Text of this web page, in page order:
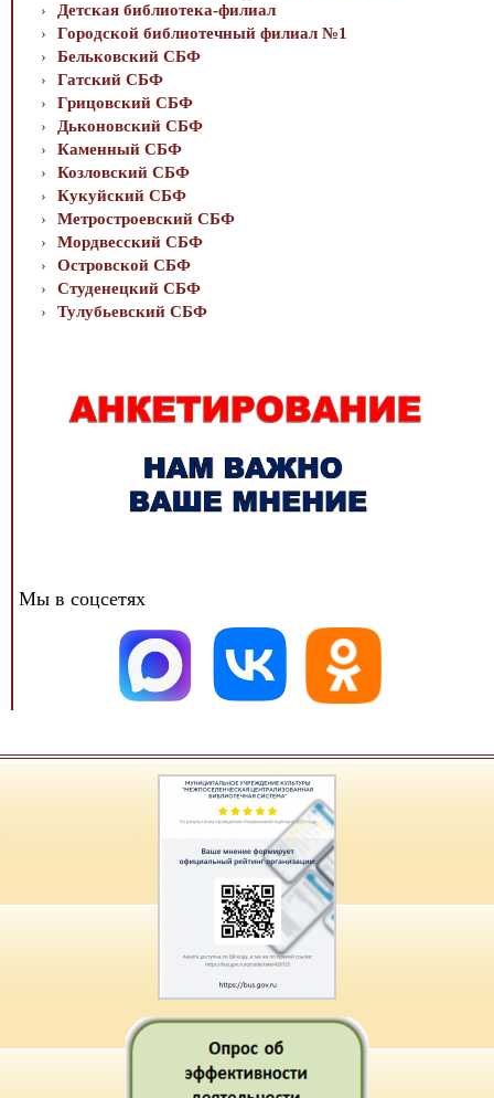
Детская библиотека-филиал
Городской библиотечный филиал №1
Бельковский СБФ
Гатский СБФ
Грицовский СБФ
Дьконовский СБФ
Каменный СБФ
Козловский СБФ
Кукуйский СБФ
Метростроевский СБФ
Мордвесский СБФ
Островской СБФ
Студенецкий СБФ
Тулубьевский СБФ
Мы в соцсетях